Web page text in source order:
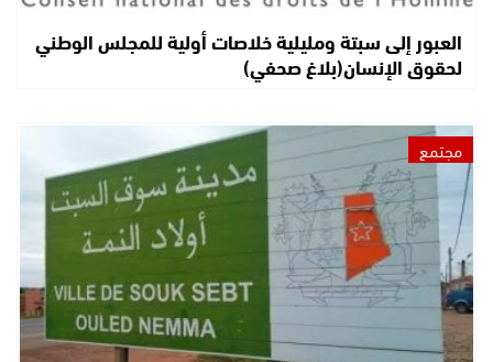
العبور إلى سبتة ومليلية خلاصات أولية للمجلس الوطني
لحقوق الإنسان(بلاغ صحفي)
مجتمع